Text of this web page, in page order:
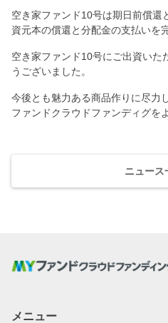
空き家ファンド10号は期日前償還
資元本の償還と分配金の支払いを
空き家ファンド10号にご出資いた
うございました。
今後とも魅力ある商品作りに尽力
ファンドクラウドファンディグを
ニュース
メニュー